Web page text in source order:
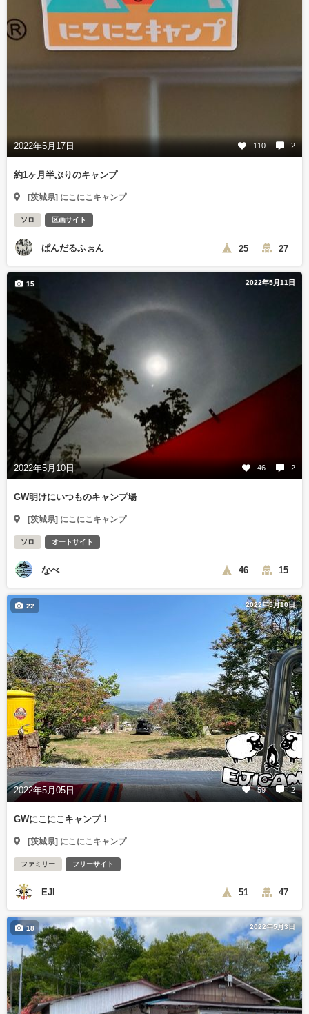
2022年5月17日 110 2
約1ヶ月半ぶりのキャンプ
[茨城県] にこにこキャンプ
ソロ 区画サイト
ぱんだるふぉん 25 27
2022年5月11日
2022年5月10日 46 2
15
GW明けにいつものキャンプ場
[茨城県] にこにこキャンプ
ソロ オートサイト
なべ 46 15
2022年5月10日
2022年5月05日 59 2
22
GWにこにこキャンプ！
[茨城県] にこにこキャンプ
ファミリー フリーサイト
EJI 51 47
2022年5月3日
18